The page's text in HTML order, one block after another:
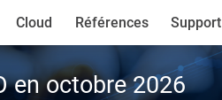
Cloud Références Support
en octobre 2026